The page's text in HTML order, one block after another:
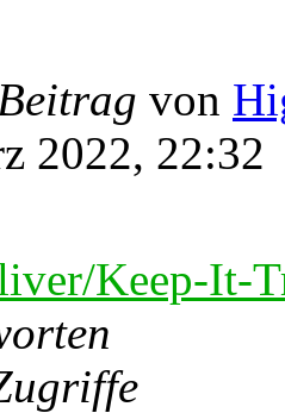
von
2022, 22:32
Keep-It-